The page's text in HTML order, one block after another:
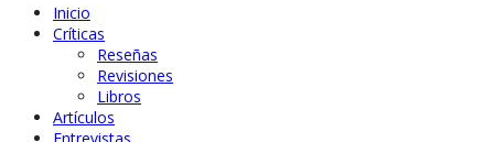
Inicio
Críticas
Reseñas
Revisiones
Libros
Artículos